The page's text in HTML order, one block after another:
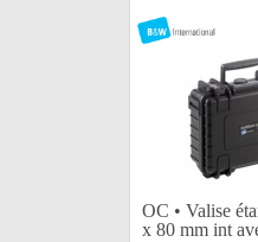
OC • Valise
x 80 mm int